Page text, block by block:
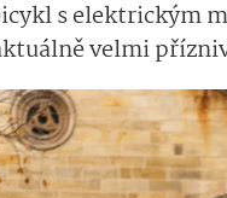
s elektrickým
velmi